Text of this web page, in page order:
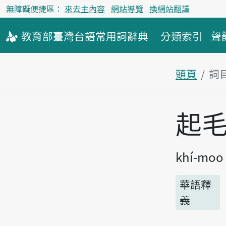
無障礙便捷區： 來去主內容 網站導覽 換網站翻譯
教育部臺灣台語常用詞辭典 分類索引 聲
頭頁 詞
主內容區
起
khí-
華語釋
義